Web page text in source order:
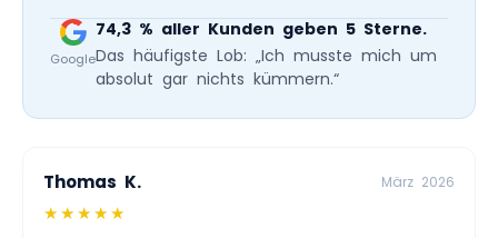
Google
74,3 % aller Kunden geben 5 Sterne.
Das häufigste Lob: „Ich musste mich um
absolut gar nichts kümmern.“
Thomas K. März 2026
★★★★★